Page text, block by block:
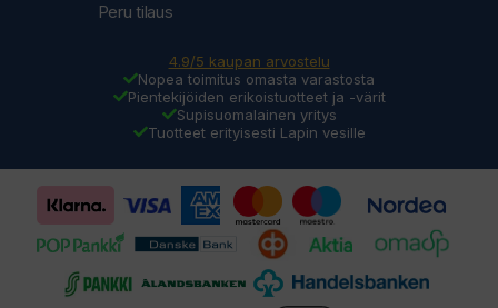
Peru tilaus
4.9/5 kaupan arvostelu
Nopea toimitus omasta varastosta
Pientekijöiden erikoistuotteet ja -värit
Supisuomalainen yritys
Tuotteet erityisesti Lapin vesille